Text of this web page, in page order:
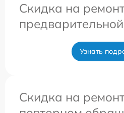
Скидка на
Узнать
Скидка на